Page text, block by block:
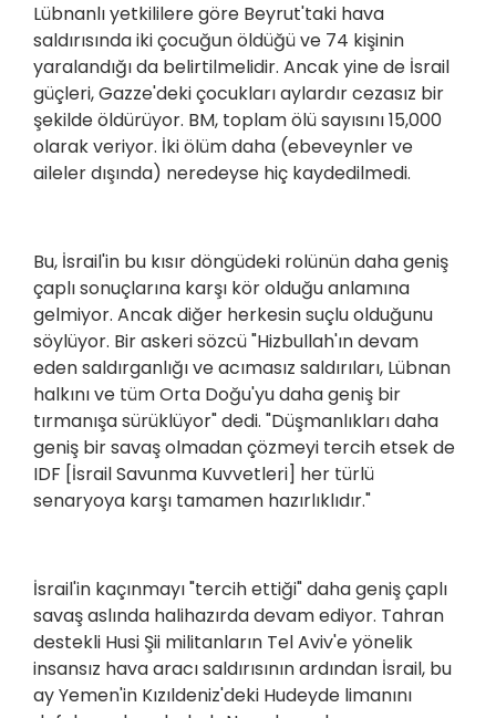
Lübnanlı yetkililere göre Beyrut'taki hava
saldırısında iki çocuğun öldüğü ve 74 kişinin
yaralandığı da belirtilmelidir. Ancak yine de İsrail
güçleri, Gazze'deki çocukları aylardır cezasız bir
şekilde öldürüyor. BM, toplam ölü sayısını 15,000
olarak veriyor. İki ölüm daha (ebeveynler ve
aileler dışında) neredeyse hiç kaydedilmedi.
Bu, İsrail'in bu kısır döngüdeki rolünün daha geniş
çaplı sonuçlarına karşı kör olduğu anlamına
gelmiyor. Ancak diğer herkesin suçlu olduğunu
söylüyor. Bir askeri sözcü "Hizbullah'ın devam
eden saldırganlığı ve acımasız saldırıları, Lübnan
halkını ve tüm Orta Doğu'yu daha geniş bir
tırmanışa sürüklüyor" dedi. "Düşmanlıkları daha
geniş bir savaş olmadan çözmeyi tercih etsek de
IDF [İsrail Savunma Kuvvetleri] her türlü
senaryoya karşı tamamen hazırlıklıdır."
İsrail'in kaçınmayı "tercih ettiği" daha geniş çaplı
savaş aslında halihazırda devam ediyor. Tahran
destekli Husi Şii militanların Tel Aviv'e yönelik
insansız hava aracı saldırısının ardından İsrail, bu
ay Yemen'in Kızıldeniz'deki Hudeyde limanını